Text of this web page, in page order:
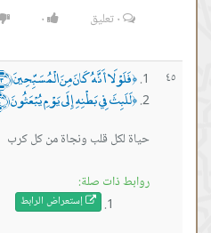
٠تعليق ٠
٤٥ ﴿فَلَوْلَا أَنَّهُ كَانَ مِنَ الْمُسَبِّحِينَ ﴿١٤٣﴾
﴿لَلَبِثَ فِي بَطْنِهِ إِلَى يَوْمِ يُبْعَثُونَ ﴿١٤٤﴾
حياة لكل قلب ونجاة من كل كرب
روابط ذات صلة:
إستعراض الرابط